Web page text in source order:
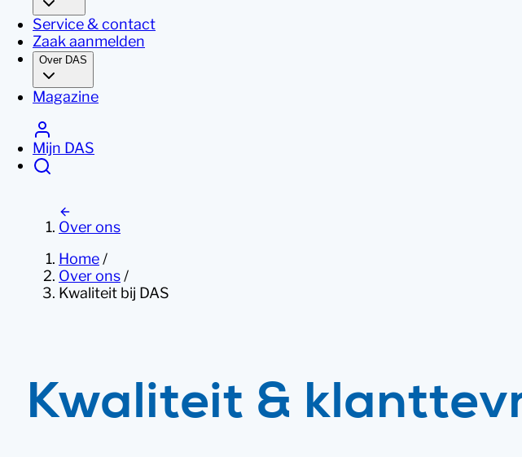
Service & contact
Zaak aanmelden
Over DAS
Magazine
Mijn DAS
Over ons
Home /
Over ons /
Kwaliteit bij DAS
Kwaliteit &